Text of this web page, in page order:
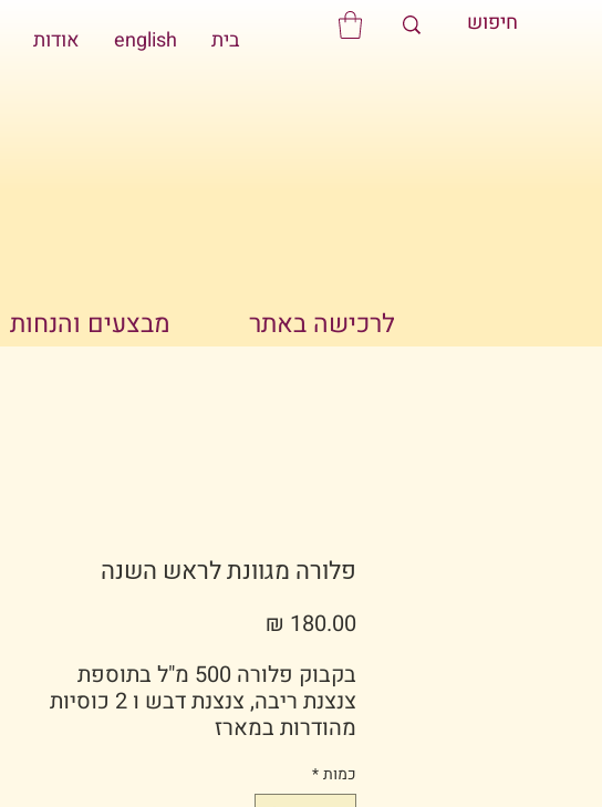
בית english אודות
לרכישה באתר מבצעים והנחות
פלורה מגוונת לראש השנה
בקבוק פלורה 500 מ"ל בתוספת
צנצנת ריבה, צנצנת דבש ו 2 כוסיות
מהודרות במארז
כמות*